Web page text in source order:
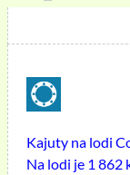
Kajuty na lodi
Na lodi je 1 862